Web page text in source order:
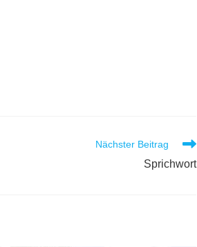
Nächster Beitrag
Sprichwort